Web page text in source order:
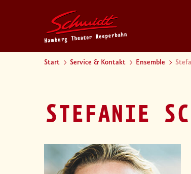
Start Service & Kontakt Ensemble
STEFANIE